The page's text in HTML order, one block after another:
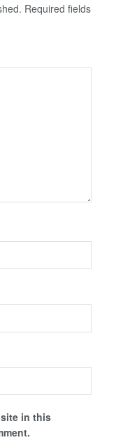
Required fields
in this